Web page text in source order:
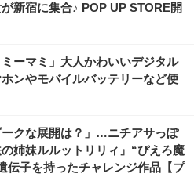
新宿に集合♪ POP UP STORE開
ミーマミ」大人かわいいデジタル
ンやモバイルバッテリーなど便
ークな展開は？」…ニチアサっぽ
姉妹ルルットリリィ』“ぴえろ魔
伝子を持ったチャレンジ作品【プ